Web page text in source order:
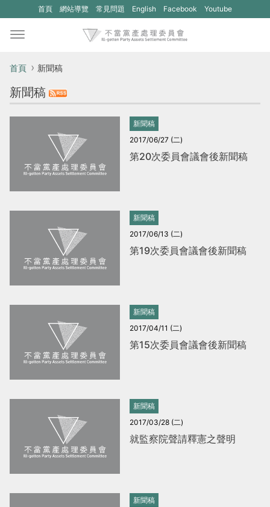
首頁 網站導覽 常見問題 English
(另
啟
一
站：
理
Facebook
(另
一
理
Youtube
首頁 新聞稿
新聞稿
新聞稿
2017/06/27 (二)
第20次委員會議會後新聞稿
新聞稿
2017/06/13 (二)
第19次委員會議會後新聞稿
新聞稿
2017/04/11 (二)
第15次委員會議會後新聞稿
新聞稿
2017/03/28 (二)
就監察院聲請釋憲之聲明
新聞稿